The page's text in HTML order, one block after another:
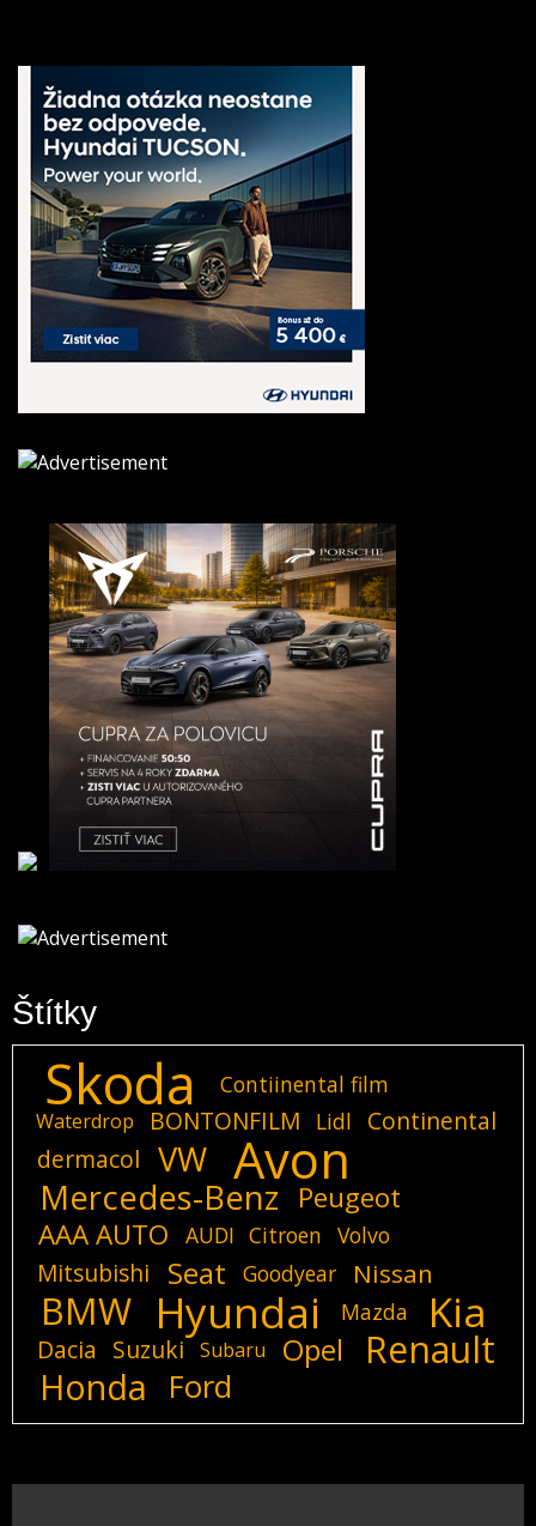
Štítky
Skoda Contiinental film
Waterdrop BONTONFILM Lidl
Continental
dermacol
VW Avon
Mercedes-Benz
Peugeot
AAA AUTO
AUDI Citroen Volvo
Mitsubishi Seat Goodyear Nissan
BMW Hyundai Mazda Kia
Dacia Suzuki Subaru Opel Renault
Honda Ford